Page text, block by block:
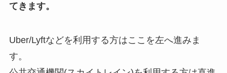
てきます。
Uber/Lyftなどを利用する方はここを左へ進みま
す。